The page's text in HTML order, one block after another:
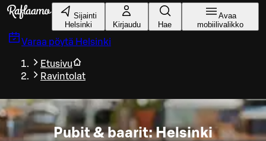
Siirry pääsisältöön
Sijainti
Helsinki
Kirjaudu Hae
Avaa
mobiilivalikko
Varaa pöytä Helsinki
Etusivu
Ravintolat
Pubit & baarit: Helsinki